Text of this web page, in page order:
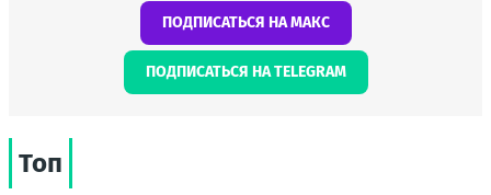
ПОДПИСАТЬСЯ НА МАКС
ПОДПИСАТЬСЯ НА TELEGRAM
Топ